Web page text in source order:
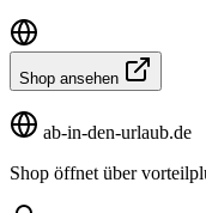
Shop ansehen
ab-in-den-urlaub.de
Shop öffnet über